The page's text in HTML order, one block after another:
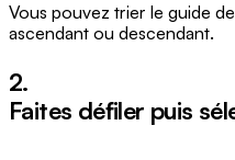
Vous pouvez trier le guide
ascendant ou descendant.
2.
Faites défiler puis